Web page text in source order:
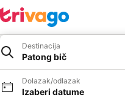
Destinacija
Patong bič
Dolazak/odlazak
Izaberi datume